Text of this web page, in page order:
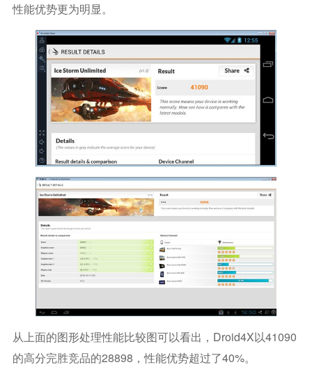
性能优势更为明显。
从上面的图形处理性能比较图可以看出，Droid4X以41090
的高分完胜竞品的28898，性能优势超过了40%。